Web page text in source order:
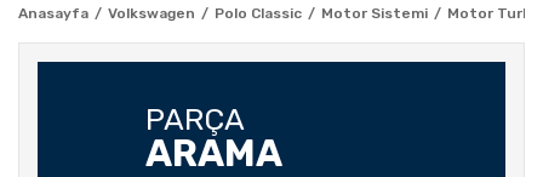
Anasayfa Volkswagen Polo Classic Motor Sistemi Motor Turbo
PARÇA
ARAMA